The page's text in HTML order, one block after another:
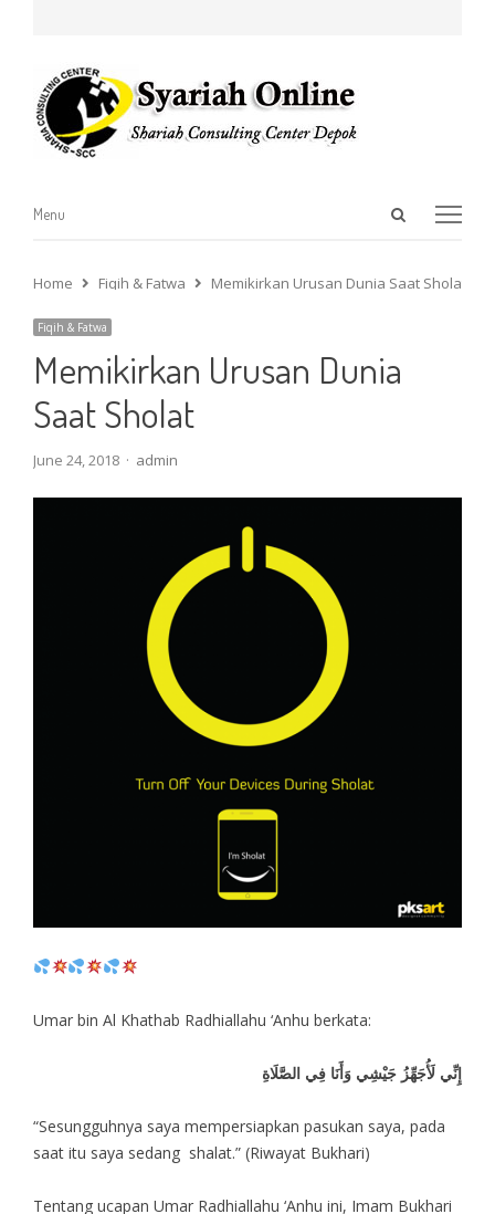
Open
Menu
Menu
Home Fiqih & Fatwa Memikirkan Urusan Dunia Saat Sholat
Fiqih & Fatwa
Memikirkan Urusan Dunia
Saat Sholat
June 24, 2018 Author
admin
Umar bin Al Khathab Radhiallahu ‘Anhu berkata:
إِنِّي لَأُجَهِّزُ جَيْشِي وَأَنَا فِي الصَّلَاةِ
“Sesungguhnya saya mempersiapkan pasukan saya, pada
saat itu saya sedang shalat.” (Riwayat Bukhari)
Tentang ucapan Umar Radhiallahu ‘Anhu ini, Imam Bukhari